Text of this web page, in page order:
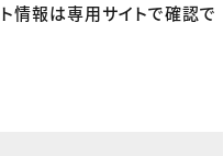
情報は専用サイトで確認で